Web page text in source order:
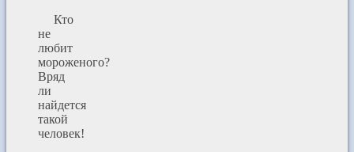
Кто
не
любит
мороженого?
Вряд
ли
найдется
такой
человек!